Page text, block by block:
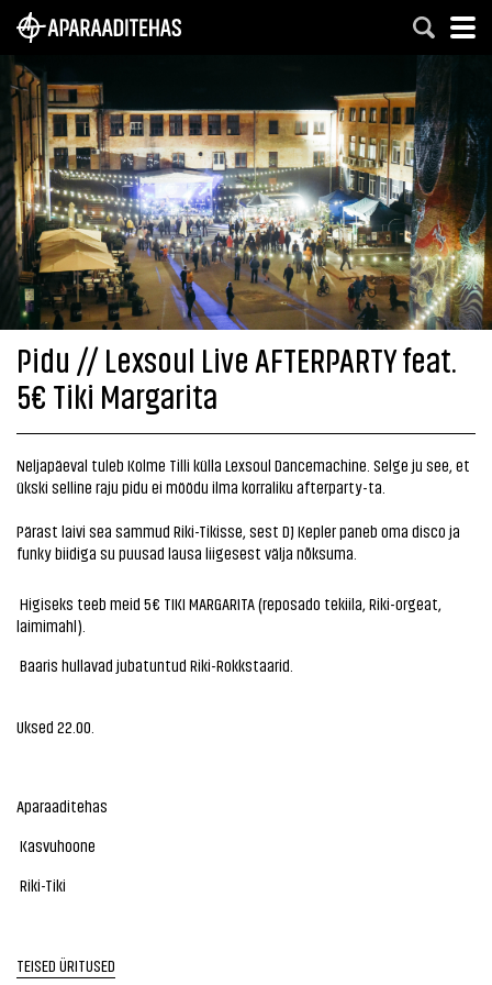
Pidu // Lexsoul Live AFTERPARTY feat.
5€ Tiki Margarita
Neljapäeval tuleb Kolme Tilli külla Lexsoul Dancemachine. Selge ju see, et
ükski selline raju pidu ei möödu ilma korraliku afterparty-ta.
Pärast laivi sea sammud Riki-Tikisse, sest DJ Kepler paneb oma disco ja
funky biidiga su puusad lausa liigesest välja nõksuma.
Higiseks teeb meid 5€ TIKI MARGARITA (reposado tekiila, Riki-orgeat,
laimimahl).
Baaris hullavad jubatuntud Riki-Rokkstaarid.
Uksed 22.00.
Aparaaditehas
Kasvuhoone
Riki-Tiki
TEISED ÜRITUSED